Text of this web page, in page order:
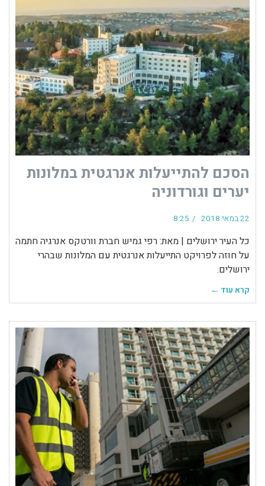
הסכם להתייעלות אנרגטית במלונות
יערים וגורדוניה
22 במאי 2018 8:25
כל העיר ירושלים | מאת: רפי גמיש חברת וורטקס אנרגיה חתמה
על חוזה לפרויקט התייעלות אנרגטית עם המלונות שבהרי
ירושלים.
קרא עוד ←